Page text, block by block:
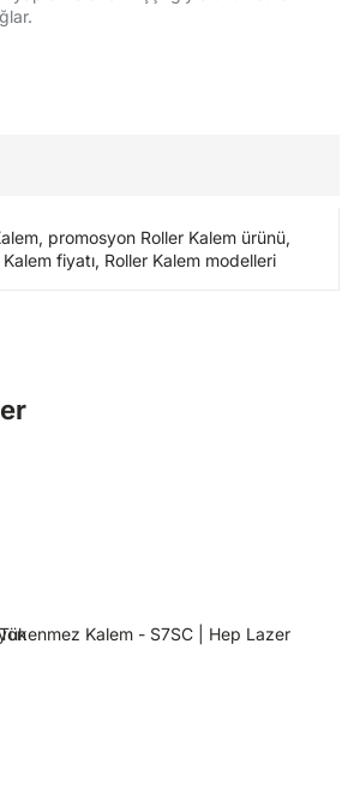
promosyon Roller Kalem ürünü,
fiyatı, Roller Kalem modelleri